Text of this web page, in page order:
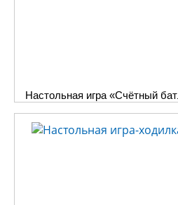
Настольная игра «Счётный